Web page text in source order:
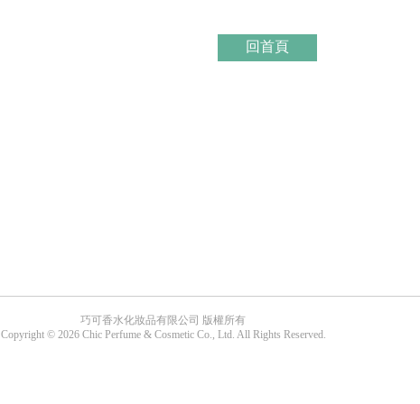
回首頁
巧可香水化妝品有限公司 版權所有
Copyright © 2026 Chic Perfume & Cosmetic Co., Ltd. All Rights Reserved.